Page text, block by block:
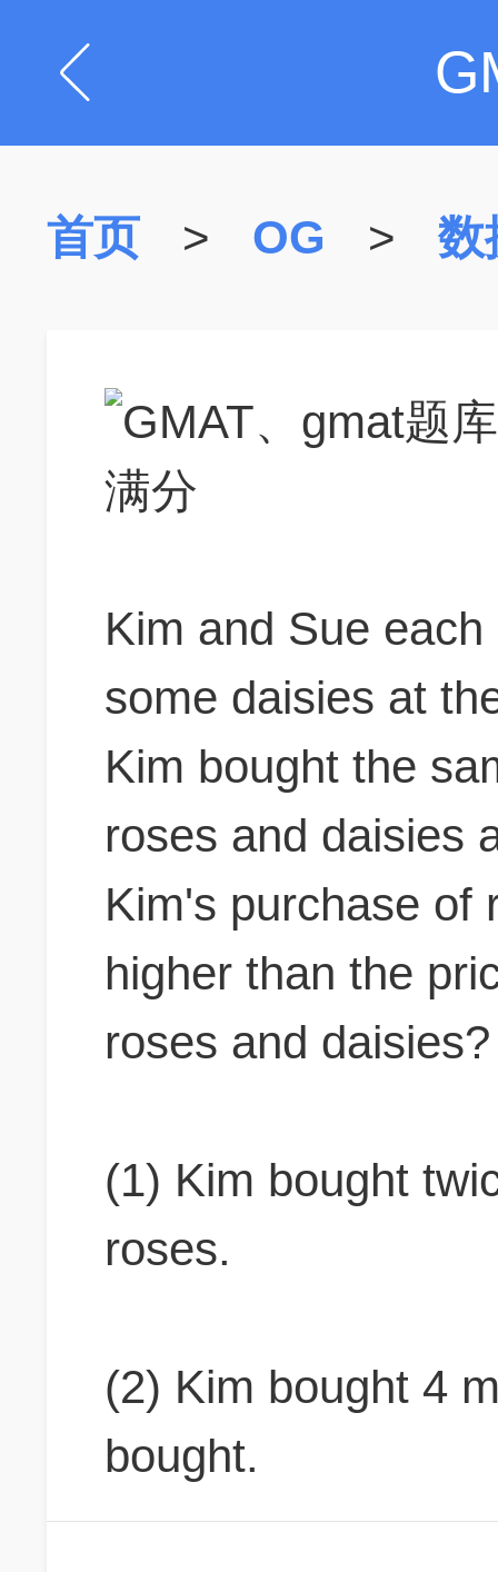
首页 > OG > 数
Kim and Sue
some daisies at
Kim bought the
roses and daisies
Kim's purchase of
higher than the
roses and daisies?
(1) Kim bought
roses.
(2) Kim bought 4
bought.